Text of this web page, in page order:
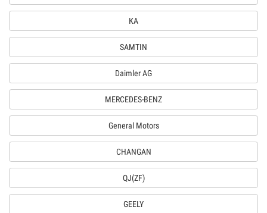
КА
SAMTIN
Daimler AG
MERCEDES-BENZ
General Motors
CHANGAN
QJ(ZF)
GEELY